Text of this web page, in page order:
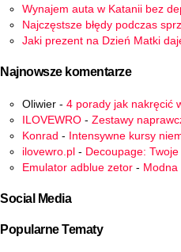
Wynajem auta w Katanii bez
Najczęstsze błędy podczas
Jaki prezent na Dzień Matki
Najnowsze komentarze
Oliwier - 4 porady jak nakręcić
ILOVEWRO - Zestawy
Konrad - Intensywne kursy
ilovewro.pl - Decoupage:
Emulator adblue zetor - Modna
Social Media
Popularne Tematy